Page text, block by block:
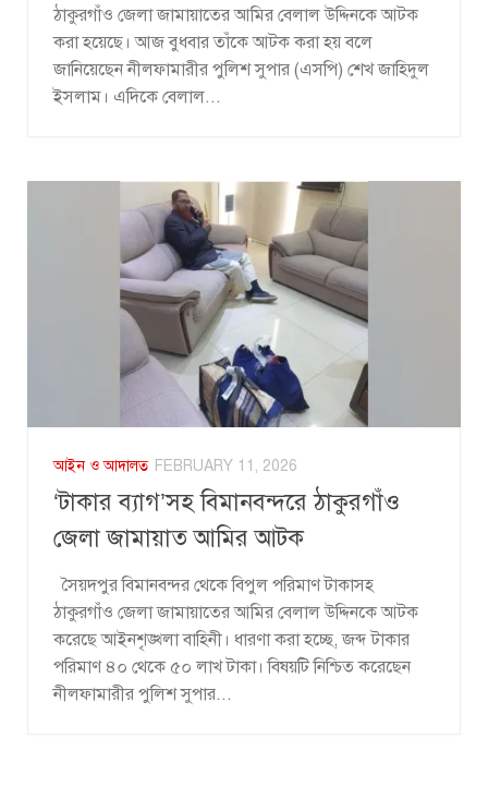
ঠাকুরগাঁও জেলা জামায়াতের আমির বেলাল উদ্দিনকে আটক
করা হয়েছে। আজ বুধবার তাঁকে আটক করা হয় বলে
জানিয়েছেন নীলফামারীর পুলিশ সুপার (এসপি) শেখ জাহিদুল
ইসলাম। এদিকে বেলাল...
আইন ও আদালত FEBRUARY 11, 2026
‘টাকার ব্যাগ’সহ বিমানবন্দরে ঠাকুরগাঁও
জেলা জামায়াত আমির আটক
সৈয়দপুর বিমানবন্দর থেকে বিপুল পরিমাণ টাকাসহ
ঠাকুরগাঁও জেলা জামায়াতের আমির বেলাল উদ্দিনকে আটক
করেছে আইনশৃঙ্খলা বাহিনী। ধারণা করা হচ্ছে, জব্দ টাকার
পরিমাণ ৪০ থেকে ৫০ লাখ টাকা। বিষয়টি নিশ্চিত করেছেন
নীলফামারীর পুলিশ সুপার...